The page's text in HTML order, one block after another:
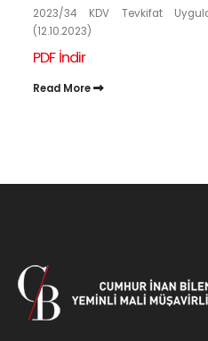
2023/34 KDV Tevkifat
(12.10.2023)
PDF İndir
Read More